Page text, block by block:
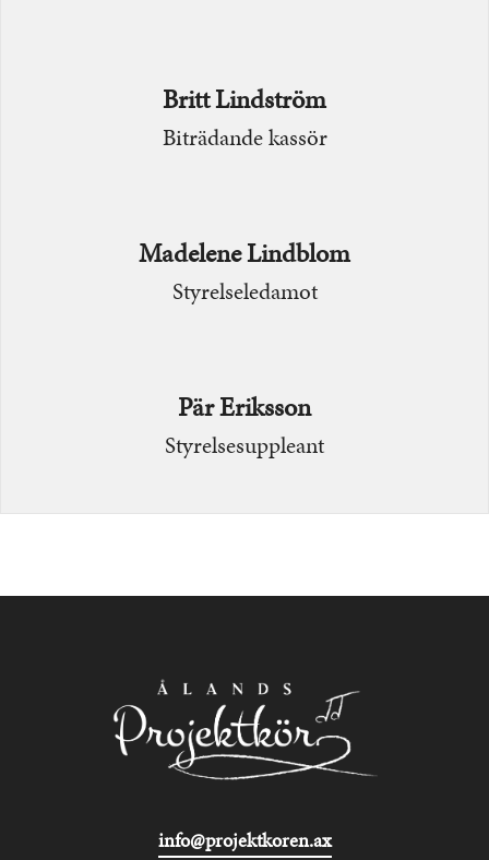
Britt Lindström
Biträdande kassör
Madelene Lindblom
Styrelseledamot
Pär Eriksson
Styrelsesuppleant
info@projektkoren.ax